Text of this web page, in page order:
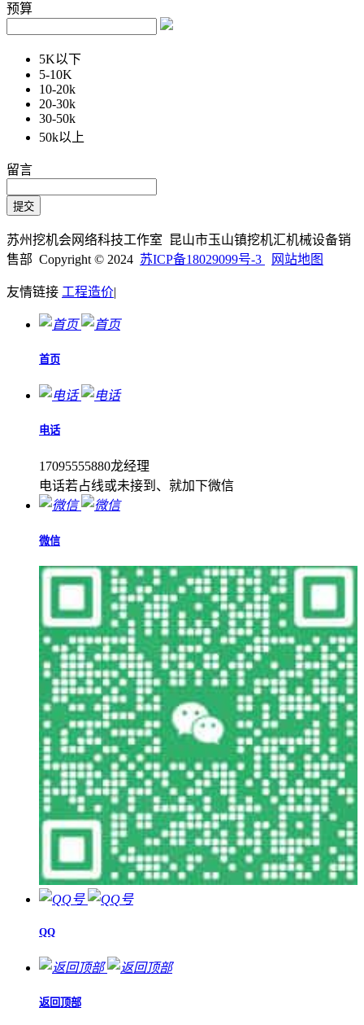
预算
5K以下
5-10K
10-20k
20-30k
30-50k
50k以上
留言
苏州挖机会网络科技工作室 昆山市玉山镇挖机汇机械设备销
售部 Copyright © 2024 苏ICP备18029099号-3 网站地图
友情链接 工程造价|
首页
电话
17095555880龙经理
电话若占线或未接到、就加下微信
微信
QQ
返回顶部